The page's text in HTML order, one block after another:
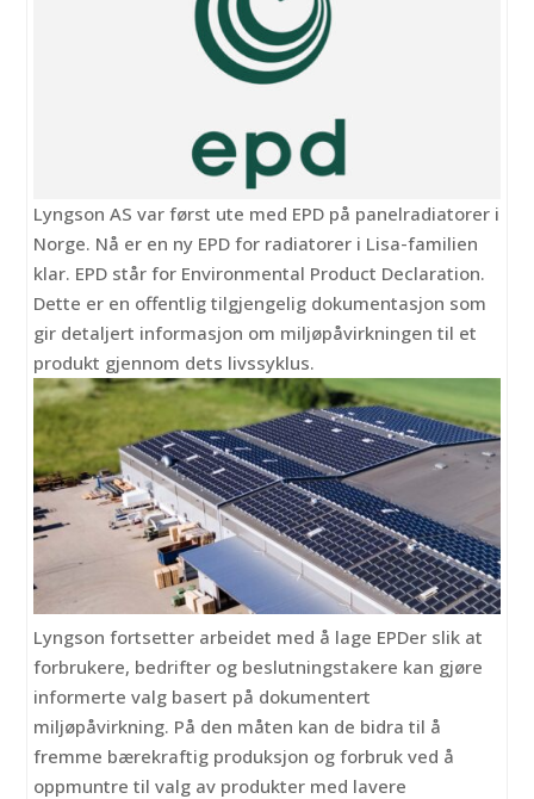
Lyngson AS var først ute med EPD på panelradiatorer i
Norge. Nå er en ny EPD for radiatorer i Lisa-familien
klar. EPD står for Environmental Product Declaration.
Dette er en offentlig tilgjengelig dokumentasjon som
gir detaljert informasjon om miljøpåvirkningen til et
produkt gjennom dets livssyklus.
Lyngson fortsetter arbeidet med å lage EPDer slik at
forbrukere, bedrifter og beslutningstakere kan gjøre
informerte valg basert på dokumentert
miljøpåvirkning. På den måten kan de bidra til å
fremme bærekraftig produksjon og forbruk ved å
oppmuntre til valg av produkter med lavere